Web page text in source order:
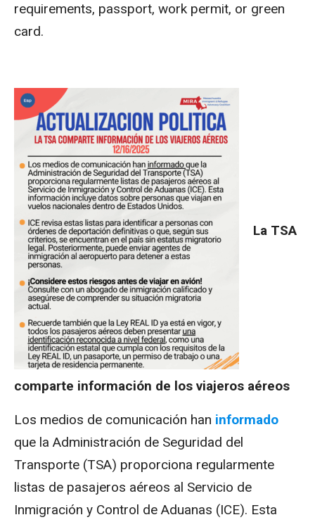
requirements, passport, work permit, or green
card.
La TSA
comparte información de los viajeros aéreos
Los medios de comunicación han informado
que la Administración de Seguridad del
Transporte (TSA) proporciona regularmente
listas de pasajeros aéreos al Servicio de
Inmigración y Control de Aduanas (ICE). Esta